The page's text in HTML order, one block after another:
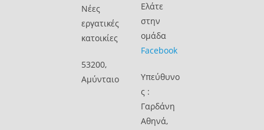
Νέες
εργατικές
κατοικίες
53200,
Αμύνταιο
Ελάτε
στην
ομάδα
Facebook
Υπεύθυνο
ς :
Γαρδάνη
Αθηνά,